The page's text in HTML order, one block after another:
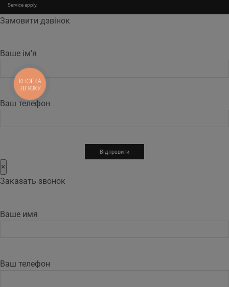
Serviceapply.
Замовити дзвінок
Ваше ім'я
Ваш телефон
×
Заказать звонок
Ваше имя
Ваш телефон
КНОПКА
ЗВ'ЯЗКУ